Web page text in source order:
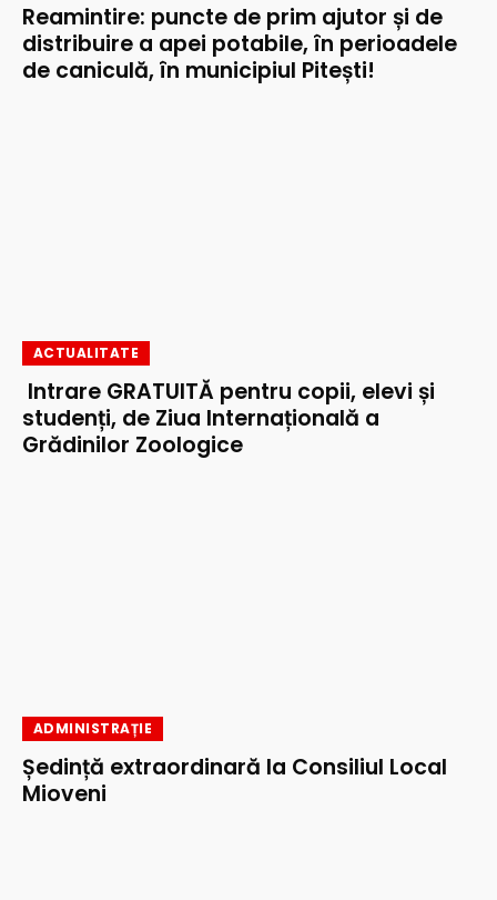
Reamintire: puncte de prim ajutor și de
distribuire a apei potabile, în perioadele
de caniculă, în municipiul Pitești!
ACTUALITATE
Intrare GRATUITĂ pentru copii, elevi și
studenți, de Ziua Internațională a
Grădinilor Zoologice
ADMINISTRAȚIE
Ședință extraordinară la Consiliul Local
Mioveni